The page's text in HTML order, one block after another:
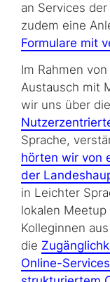
an Services
zudem eine
Formulare mit
Im Rahmen
Austausch mit
wir uns über die
Sprache,
hörten wir von
der
in Leichter
lokalen
Kolleginnen
die
Online-